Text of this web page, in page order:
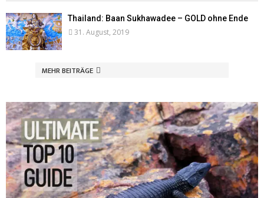
Thailand: Baan Sukhawadee – GOLD ohne Ende
31. August, 2019
MEHR BEITRÄGE